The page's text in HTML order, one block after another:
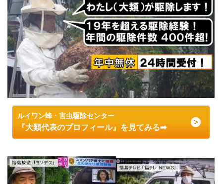
ルイワン蜂・害虫駆除センター
『大類代表のプロフィール』を見てみる➡